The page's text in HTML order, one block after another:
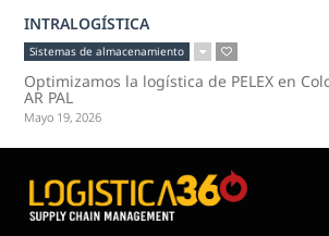
INTRALOGÍSTICA
Sistemas de almacenamiento
Optimizamos la logística de PELEX en
AR PAL
Mayo 19, 2026